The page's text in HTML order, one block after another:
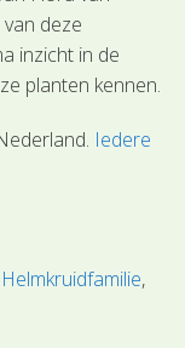
deze
inzicht in de
planten kennen.
Iedere
Helmkruidfamilie